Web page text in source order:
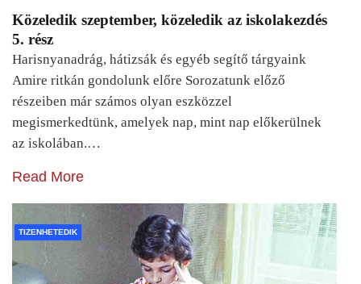
Közeledik szeptember, közeledik az iskolakezdés
5. rész
Harisnyanadrág, hátizsák és egyéb segítő tárgyaink
Amire ritkán gondolunk előre Sorozatunk előző
részeiben már számos olyan eszközzel
megismerkedtünk, amelyek nap, mint nap előkerülnek
az iskolában.…
Read More
TIZENHETEDIK